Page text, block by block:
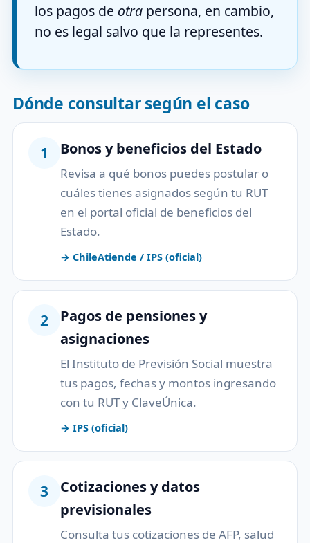
los pagos de otra persona, en cambio,
no es legal salvo que la representes.
Dónde consultar según el caso
1 Bonos y beneficios del Estado
Revisa a qué bonos puedes postular o
cuáles tienes asignados según tu RUT
en el portal oficial de beneficios del
Estado.
→ ChileAtiende / IPS (oficial)
2
Pagos de pensiones y
asignaciones
El Instituto de Previsión Social muestra
tus pagos, fechas y montos ingresando
con tu RUT y ClaveÚnica.
→ IPS (oficial)
3
Cotizaciones y datos
previsionales
Consulta tus cotizaciones de AFP, salud